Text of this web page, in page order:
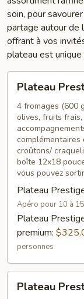
soin, pour
partage autour de
offrant à vos
plateau est
Prestige
Apéro
Plateau
4 fromages (600
olives, fruits
complémentaires
croûtons/
boîte 12x18
vous pouvez
Plateau
Apéro pour 10 à
Plateau
premium:
personnes
Prestige
Plateau